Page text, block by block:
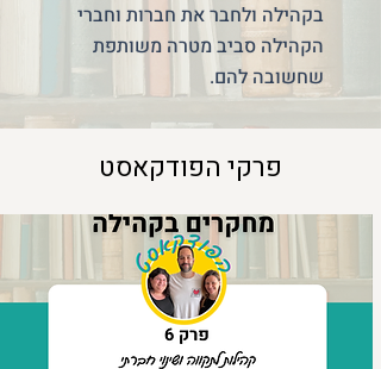
בקהילה ולחבר את חברות וחברי
הקהילה סביב מטרה משותפת
שחשובה להם.
פרקי הפודקאסט